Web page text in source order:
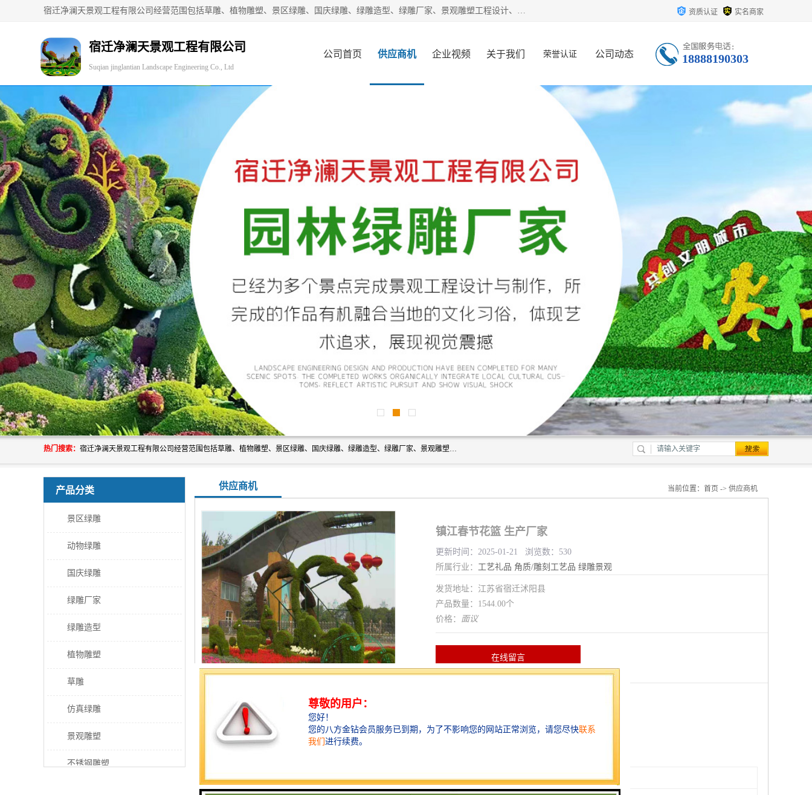
宿迁净澜天景观工程有限公司经营范围包括草雕、植物雕塑、景区绿雕、国庆绿雕、绿雕造型、绿雕厂家、景观雕塑工程设计、施工;绿化工程设计、施工、养护;绿化苗木、盆景种植、销售;是一家大型立体花坛草雕绿雕、五色草造型绿雕，仿真植物绿雕、稻草人工艺品、不锈钢雕塑等策划制作厂家，提供绿雕设计，制作,加工，及安装一站式服务。 资质认证 实名商家
宿迁净澜天景观工程有限公司
Suqian jinglantian Landscape Engineering Co., Ltd
公司首页 供应商机 企业视频 关于我们 荣誉认证 公司动态 18888190303
热门搜索： 宿迁净澜天景观工程有限公司经营范围包括草雕、植物雕塑、景区绿雕、国庆绿雕、绿雕造型、绿雕厂家、景观雕塑工程设计、施工;绿化工程设计、施工、养护;绿化苗木、盆景种植、销售;是一家大型立体花坛草雕绿雕、五色草造型绿雕，仿真植物绿雕、稻草人工艺品、不锈钢雕塑等策划制作厂家，提供绿雕设计，制作,加工，及安装一站式服务。
产品分类
景区绿雕
动物绿雕
国庆绿雕
绿雕厂家
绿雕造型
植物雕塑
草雕
仿真绿雕
景观雕塑
不锈钢雕塑
供应商机 当前位置： 首页 -> 供应商机
镇江春节花篮 生产厂家
更新时间：2025-01-21 浏览数：530
所属行业： 工艺礼品 角质/雕刻工艺品 绿雕景观
发货地址：江苏省宿迁沭阳县
产品数量：1544.00个
价格： 面议
在线留言
大小可以定制 大小随客户变动 设计 造型精美大方